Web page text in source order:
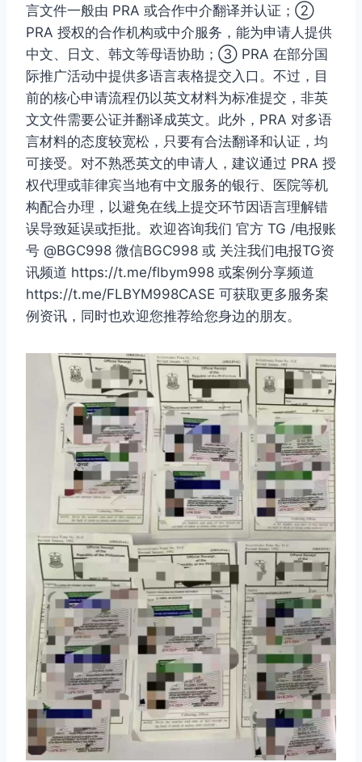
言文件一般由 PRA 或合作中介翻译并认证；②
PRA 授权的合作机构或中介服务，能为申请人提供
中文、日文、韩文等母语协助；③ PRA 在部分国
际推广活动中提供多语言表格提交入口。不过，目
前的核心申请流程仍以英文材料为标准提交，非英
文文件需要公证并翻译成英文。此外，PRA 对多语
言材料的态度较宽松，只要有合法翻译和认证，均
可接受。对不熟悉英文的申请人，建议通过 PRA 授
权代理或菲律宾当地有中文服务的银行、医院等机
构配合办理，以避免在线上提交环节因语言理解错
误导致延误或拒批。欢迎咨询我们 官方 TG /电报账
号 @BGC998 微信BGC998 或 关注我们电报TG资
讯频道 https://t.me/flbym998 或案例分享频道
https://t.me/FLBYM998CASE 可获取更多服务案
例资讯，同时也欢迎您推荐给您身边的朋友。